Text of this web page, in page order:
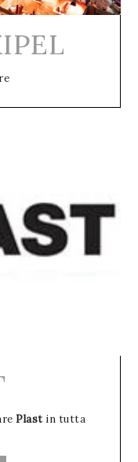
Plast in tutta